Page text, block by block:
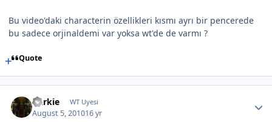
Bu video'daki characterin özellikleri kısmı ayrı bir pencerede
bu sadece orjinaldemi var yoksa wt'de de varmı ?
Quote
Darkie WT Uyesi
August 5, 201016 yr